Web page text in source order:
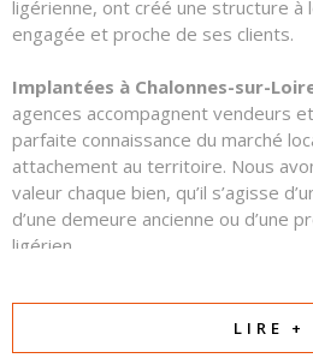
ligérienne, ont créé une structure à
engagée et proche de ses clients.
Implantées à Chalonnes-sur-
agences accompagnent vendeurs
parfaite connaissance du marché
attachement au territoire. Nous
valeur chaque bien, qu’il s’agisse
d’une demeure ancienne ou d’une
ligérien.
Autour d’eux, une équipe
attentive œuvre chaque jour avec
confiance. Notre priorité est de
LIRE +